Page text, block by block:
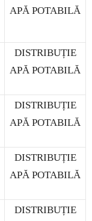
APĂ POTABILĂ
DISTRIBUȚIE
APĂ POTABILĂ
DISTRIBUȚIE
APĂ POTABILĂ
DISTRIBUȚIE
APĂ POTABILĂ
DISTRIBUȚIE